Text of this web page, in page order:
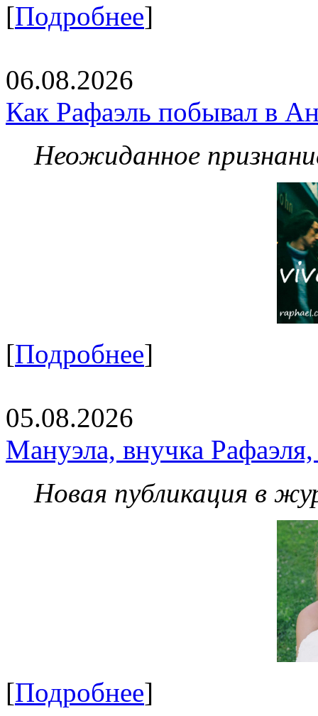
[Подробнее]
06.08.2026
Как Рафаэль побывал в
Неожиданное
[Подробнее]
05.08.2026
Мануэла, внучка
Новая публикация в
[Подробнее]